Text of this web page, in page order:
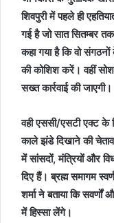
शिवपुरी में पहले ही
गई है जो सात सितम्बर
कहा गया है कि वो
की कोशिश करें। वहीं
सख्त कार्रवाई की जाएगी।
वही एससी/एसटी एक्ट के
काले झंडे दिखाने की
में सांसदों, मंत्रियों और
दिए हैं। ब्रह्म समागम
शर्मा ने बताया कि
में हिस्सा लेंगे।